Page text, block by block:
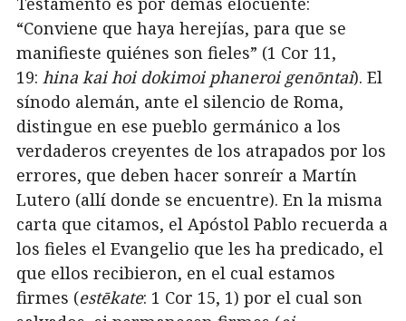
“Conviene que haya herejías, para que se
manifieste quiénes son fieles” (1 Cor 11,
19: hina kai hoi dokimoi phaneroi genōntai). El
sínodo alemán, ante el silencio de Roma,
distingue en ese pueblo germánico a los
verdaderos creyentes de los atrapados por los
errores, que deben hacer sonreír a Martín
Lutero (allí donde se encuentre). En la misma
carta que citamos, el Apóstol Pablo recuerda a
los fieles el Evangelio que les ha predicado, el
que ellos recibieron, en el cual estamos
firmes (estēkate: 1 Cor 15, 1) por el cual son